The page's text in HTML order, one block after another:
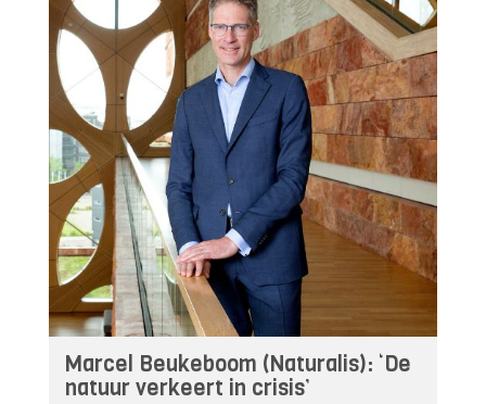
Marcel Beukeboom (Naturalis): ‘De
natuur verkeert in crisis’